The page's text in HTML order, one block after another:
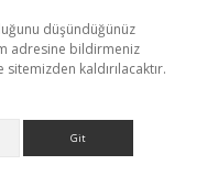
düşündüğünüz
adresine bildirmeniz
kaldırılacaktır.